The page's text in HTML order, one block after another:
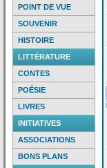
POINT DE VUE
SOUVENIR
HISTOIRE
LITTÉRATURE
CONTES
POÉSIE
LIVRES
INITIATIVES
ASSOCIATIONS
BONS PLANS